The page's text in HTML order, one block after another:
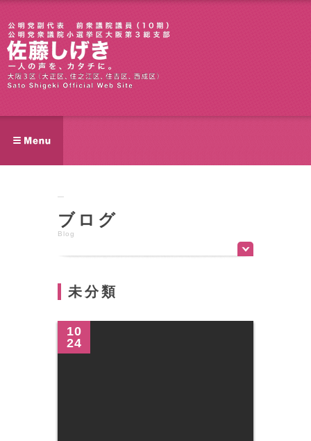
ブログ
Blog
未分類
10
24